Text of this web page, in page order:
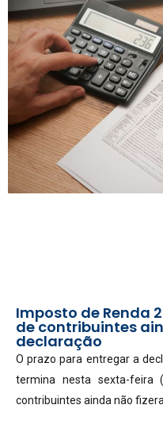
Imposto de Renda
de contribuintes
declaração
O prazo para entregar a
termina nesta sexta-feira
contribuintes ainda não